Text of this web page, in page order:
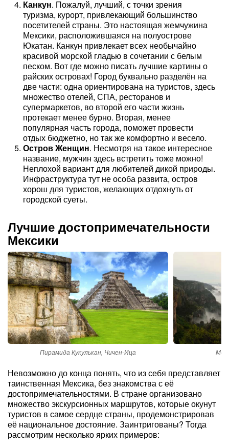
Канкун. Пожалуй, лучший, с точки зрения
туризма, курорт, привлекающий большинство
посетителей страны. Это настоящая жемчужина
Мексики, расположившаяся на полуострове
Юкатан. Канкун привлекает всех необычайно
красивой морской гладью в сочетании с белым
песком. Вот где можно писать лучшие картины о
райских островах! Город буквально разделён на
две части: одна ориентирована на туристов, здесь
множество отелей, СПА, ресторанов и
супермаркетов, во второй его части жизнь
протекает менее бурно. Вторая, менее
популярная часть города, поможет провести
отдых бюджетно, но так же комфортно и весело.
Остров Женщин. Несмотря на такое интересное
название, мужчин здесь встретить тоже можно!
Неплохой вариант для любителей дикой природы.
Инфраструктура тут не особа развита, остров
хорош для туристов, желающих отдохнуть от
городской суеты.
Лучшие достопримечательности
Мексики
Пирамида Кукулькан, Чичен-Ица
Невозможно до конца понять, что из себя представляет
таинственная Мексика, без знакомства с её
достопримечательностями. В стране организовано
множество экскурсионных маршрутов, которые окунут
туристов в самое сердце страны, продемонстрировав
её национальное достояние. Заинтригованы? Тогда
рассмотрим несколько ярких примеров: